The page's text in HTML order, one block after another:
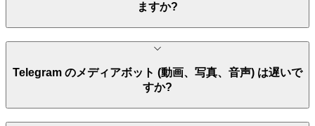
ますか?
Telegram のメディアボット (動画、写真、音声) は遅いで
すか?